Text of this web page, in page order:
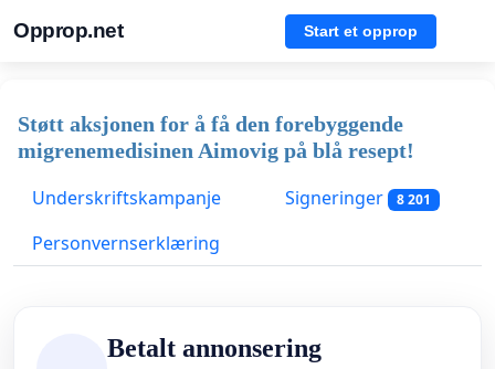
Opprop.net Start et opprop
Støtt aksjonen for å få den forebyggende
migrenemedisinen Aimovig på blå resept!
Underskriftskampanje
Signeringer 8 201
Personvernserklæring
Betalt annonsering